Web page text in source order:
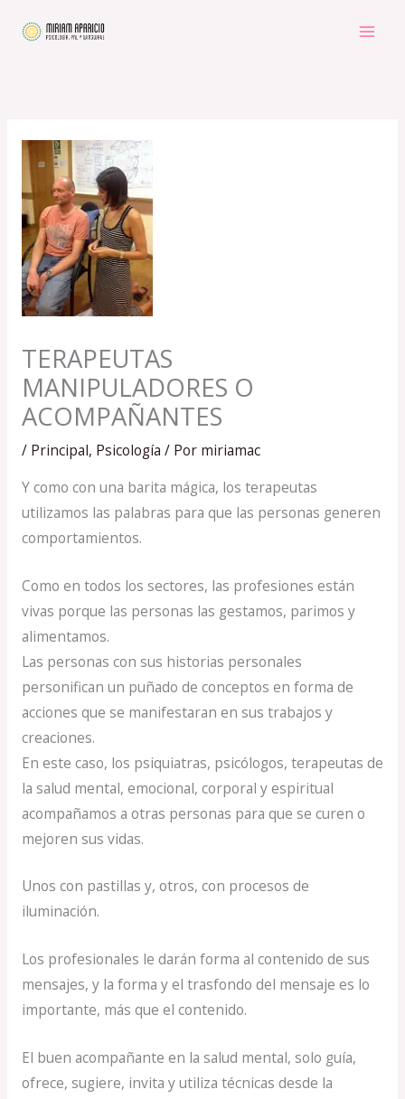
TERAPEUTAS
MANIPULADORES O
ACOMPAÑANTES
/ Principal, Psicología / Por miriamac
Y como con una barita mágica, los terapeutas
utilizamos las palabras para que las personas generen
comportamientos.
Como en todos los sectores, las profesiones están
vivas porque las personas las gestamos, parimos y
alimentamos.
Las personas con sus historias personales
personifican un puñado de conceptos en forma de
acciones que se manifestaran en sus trabajos y
creaciones.
En este caso, los psiquiatras, psicólogos, terapeutas de
la salud mental, emocional, corporal y espiritual
acompañamos a otras personas para que se curen o
mejoren sus vidas.
Unos con pastillas y, otros, con procesos de
iluminación.
Los profesionales le darán forma al contenido de sus
mensajes, y la forma y el trasfondo del mensaje es lo
importante, más que el contenido.
El buen acompañante en la salud mental, solo guía,
ofrece, sugiere, invita y utiliza técnicas desde la